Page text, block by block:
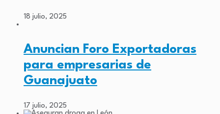
18 julio, 2025
Anuncian Foro Exportadoras
para empresarias de
Guanajuato
17 julio, 2025